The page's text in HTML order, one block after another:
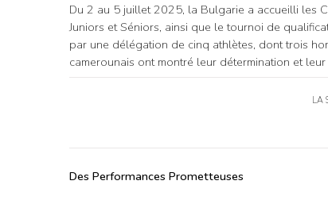
Du 2 au 5 juillet 2025, la Bulgarie a accueilli les
Juniors et Séniors, ainsi que le tournoi de
par une délégation de cinq athlètes, dont trois
camerounais ont montré leur détermination et leur
LA
Des Performances Prometteuses